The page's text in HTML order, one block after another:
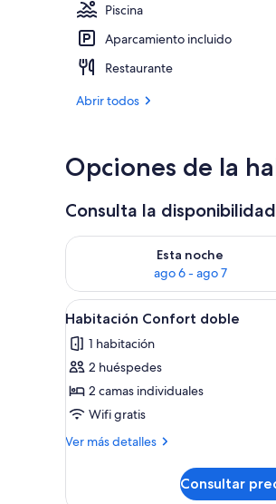
Piscina
Aparcamiento incluido
Restaurante
Abrir todos
Opciones de la
Consulta la
Esta noche
ago 6 - ago 7
Consulta la disponibilidad para
Abrir
todas
las
fotos
de
Habitación
Confort
Un
3
Habitación Confort doble
1 habitación
2 huéspedes
2 camas individuales
Wifi gratis
Ver más detalles
Más
Consultar